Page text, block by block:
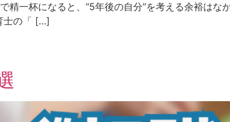
一杯になると、“5年後の自分”を考える余裕はな
士の「 […]